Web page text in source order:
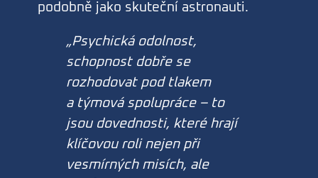
podobně jako skuteční astronauti.
„Psychická odolnost,
schopnost dobře se
rozhodovat pod tlakem
a týmová spolupráce – to
jsou dovednosti, které hrají
klíčovou roli nejen při
vesmírných misích, ale